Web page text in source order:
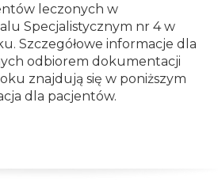
leczonych w
Specjalistycznym nr 4 w
Szczegółowe informacje dla
odbiorem dokumentacji
znajdują się w poniższym
dla pacjentów.